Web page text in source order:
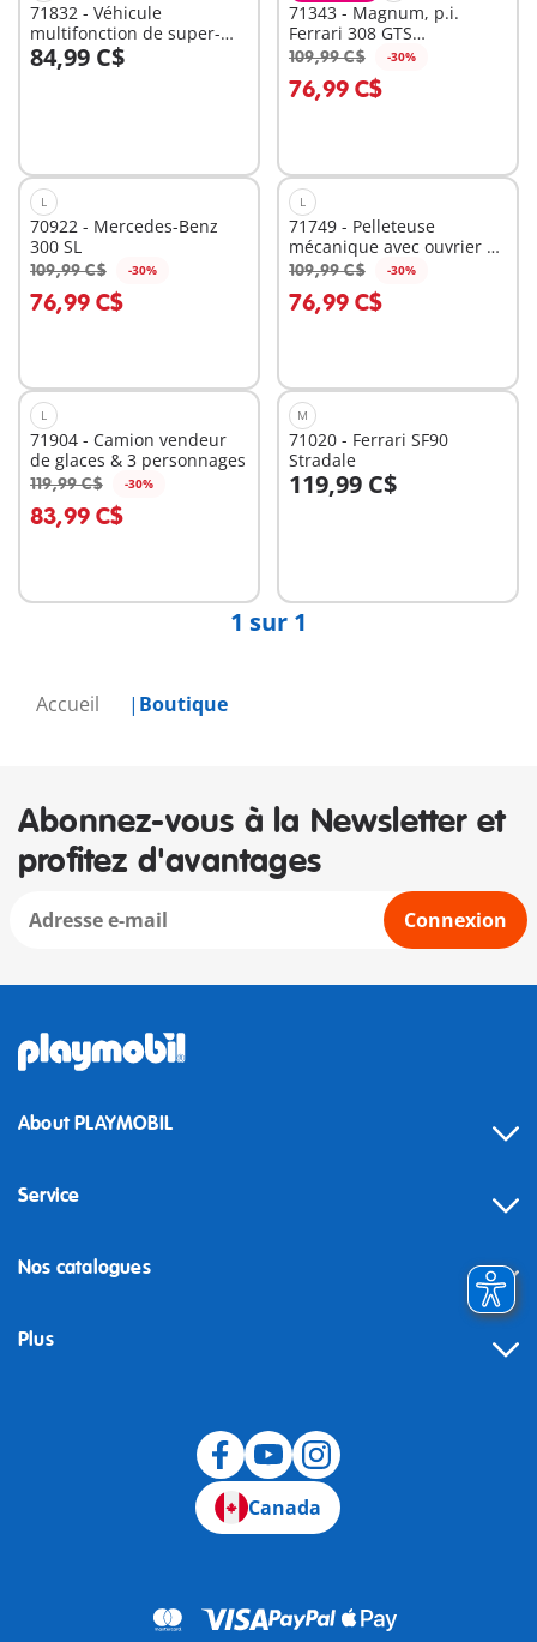
Accueil Boutique
71832 - Véhicule
multifonction de super-
héros
84,99 C$
Au panier
71343 - Magnum, p.i.
Ferrari 308 GTS
Quattrovalvole
109,99 C$ -30%
76,99 C$
Au panier
L
70922 - Mercedes-Benz
300 SL
109,99 C$ -30%
76,99 C$
Au panier
L
71749 - Pelleteuse
mécanique avec ouvrier et
accessoires
109,99 C$ -30%
76,99 C$
Au panier
L
71904 - Camion vendeur
de glaces & 3 personnages
119,99 C$ -30%
83,99 C$
Au panier
M
71020 - Ferrari SF90
Stradale
119,99 C$
Au panier
1 sur 1
Abonnez-vous à la Newsletter et
profitez d'avantages
Connexion
About PLAYMOBIL
Service
Nos catalogues
Plus
Canada